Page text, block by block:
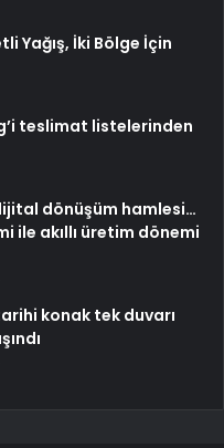
Yağış, İki Bölge İçin
teslimat listelerinden
dönüşüm hamlesi…
ile akıllı üretim dönemi
konak tek duvarı